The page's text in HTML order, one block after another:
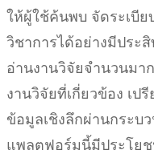
ให้ผู้ใช้ค้นพบ จัดระเบี
วิชาการได้อย่างมีประ
อ่านงานวิจัยจำนวนมา
งานวิจัยที่เกี่ยวข้อง เป
ข้อมูลเชิงลึกผ่านกระบ
แพลตฟอร์มนี้มีประโยช